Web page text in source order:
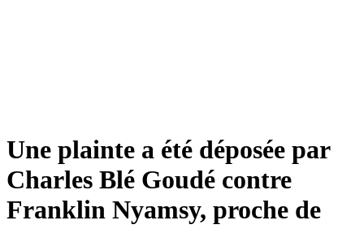
Une plainte a été déposée par
Charles Blé Goudé contre
Franklin Nyamsy, proche de